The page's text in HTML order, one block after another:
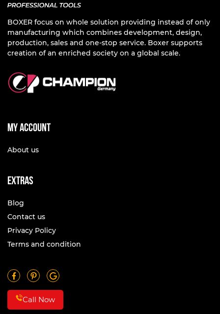
BOXER focus on whole solution providing instead of only
manufacturing which combines development, design,
production, sales and one-stop service. Boxer supports
creation of an enriched society on a global scale.
My account
About us
Extras
Blog
Contact us
Privacy Policy
Terms and condition
Call Now